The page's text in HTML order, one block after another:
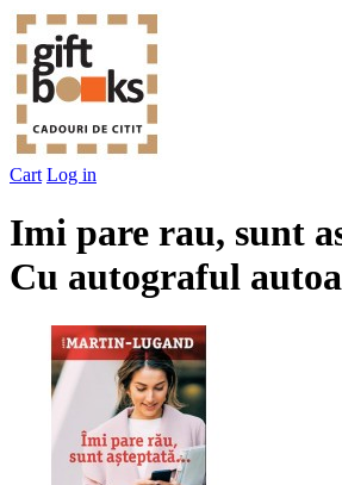
Cart Log in
Imi pare rau, sunt
Cu autograful